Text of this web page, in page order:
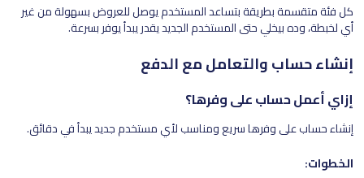
كل فئة متقسمة بطريقة بتساعد المستخدم يوصل للعروض بسهولة من غير
أي لخبطة، وده بيخلي حتى المستخدم الجديد يقدر يبدأ يوفر بسرعة.
إنشاء حساب والتعامل مع الدفع
إزاي أعمل حساب على وفرها؟
إنشاء حساب على وفرها سريع ومناسب لأي مستخدم جديد يبدأ في دقائق.
الخطوات: